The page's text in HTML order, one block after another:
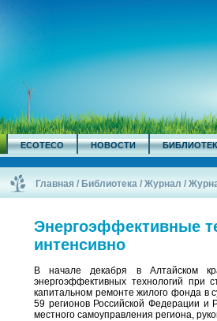
ECOTECO НОВОСТИ
Главная / Библиотека /Журнал /
Энергоэффективные
интенсивно
В начале декабря в Алтайском
энергоэффективных технологий при
капитальном ремонте жилого фонда в
59 регионов Российской Федерации и
местного самоуправления региона,